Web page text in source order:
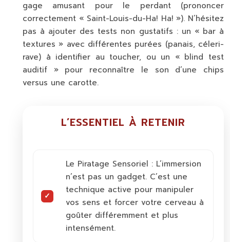
gage amusant pour le perdant (prononcer
correctement « Saint-Louis-du-Ha! Ha! »). N’hésitez
pas à ajouter des tests non gustatifs : un « bar à
textures » avec différentes purées (panais, céleri-
rave) à identifier au toucher, ou un « blind test
auditif » pour reconnaître le son d’une chips
versus une carotte.
L’ESSENTIEL À RETENIR
Le Piratage Sensoriel : L’immersion
n’est pas un gadget. C’est une
technique active pour manipuler
vos sens et forcer votre cerveau à
goûter différemment et plus
intensément.